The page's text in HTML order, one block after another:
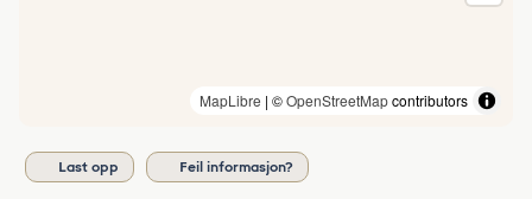
MapLibre | ©OpenStreetMapcontributors
Last opp Feil informasjon?